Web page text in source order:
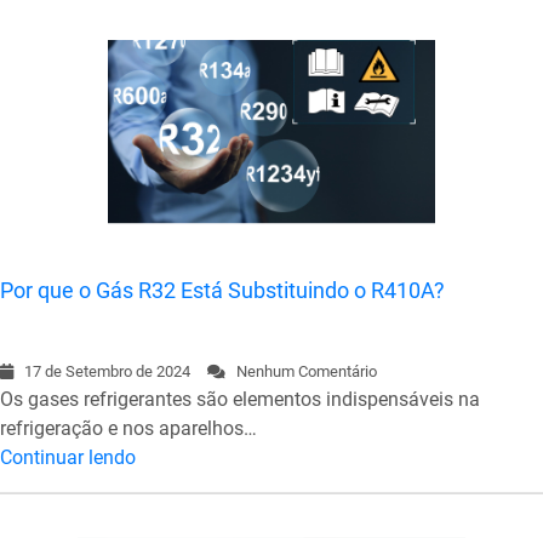
Por que o Gás R32 Está Substituindo o R410A?
17 de Setembro de 2024 Nenhum Comentário
Os gases refrigerantes são elementos indispensáveis na
refrigeração e nos aparelhos…
Continuar lendo